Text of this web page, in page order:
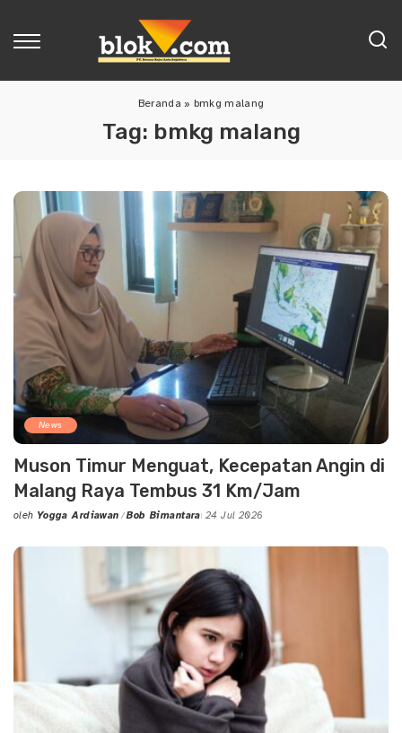
Beranda » bmkg malang
Tag: bmkg malang
News
Muson Timur Menguat, Kecepatan Angin di
Malang Raya Tembus 31 Km/Jam
Posted
oleh Yogga Ardiawan Bob Bimantara 24 Jul 2026